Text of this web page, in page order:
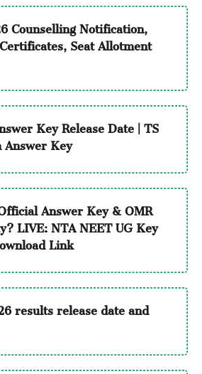
Counselling Notification,
Seat Allotment
Key Release Date | TS
Key
Answer Key & OMR
LIVE: NTA NEET UG Key
Link
results release date and